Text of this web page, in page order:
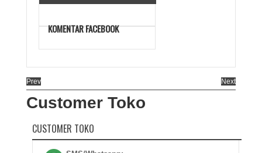
KOMENTAR FACEBOOK
Prev Next
Customer Toko
CUSTOMER TOKO